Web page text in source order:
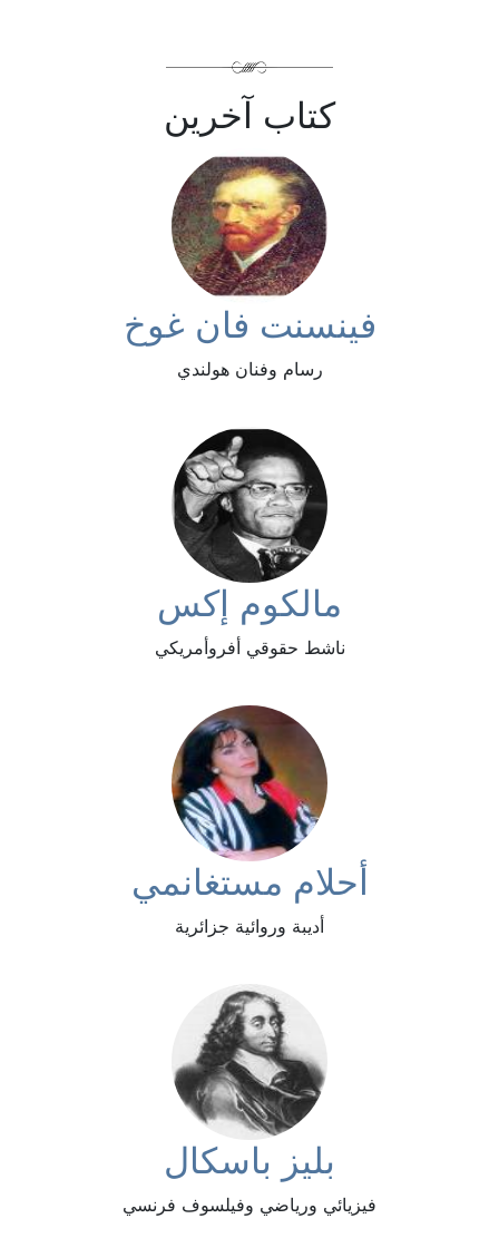
كتاب آخرين
فينسنت فان غوخ
رسام وفنان هولندي
مالكوم إكس
ناشط حقوقي أفروأمريكي
أحلام مستغانمي
أديبة وروائية جزائرية
بليز باسكال
فيزيائي ورياضي وفيلسوف فرنسي